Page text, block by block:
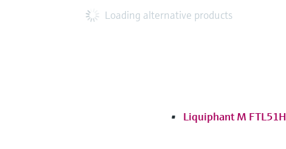
Loading alternative products
Liquiphant M FTL51H